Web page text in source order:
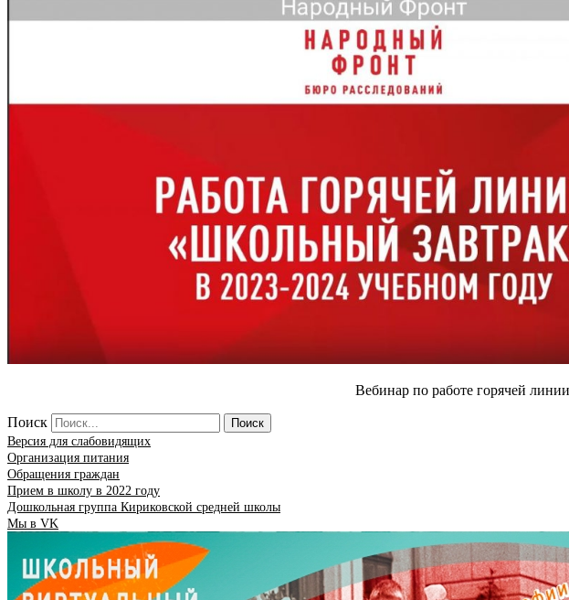
Вебинар по работе горячей
Поиск
Поиск
Версия для слабовидящих
Организация питания
Обращения граждан
Прием в школу в 2022 году
Дошкольная группа Кириковской средней школы
Мы в VK